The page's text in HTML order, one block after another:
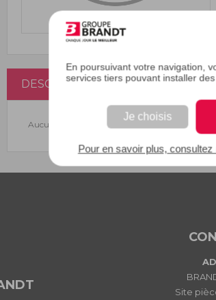
En poursuivant votre navigation,
services tiers pouvant installer
Je choisis
Pour en savoir plus,
DESCRIPTION
Aucune description.
Site